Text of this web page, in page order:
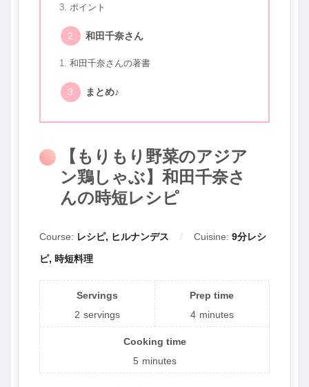
ポイント
和田千奈さん
和田千奈さんの著書
まとめ♪
【もりもり野菜のアジア
ン鶏しゃぶ】和田千奈さ
んの時短レシピ
Course: レシピ, ヒルナンデス Cuisine: 9分レシ
ピ, 時短料理
Servings
2 servings
Prep time
4 minutes
Cooking time
5 minutes